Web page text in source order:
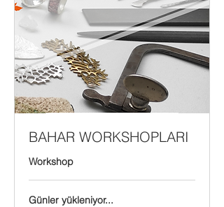
BAHAR WORKSHOPLARI
Workshop
Günler yükleniyor...